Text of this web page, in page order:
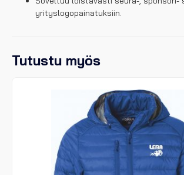
yrityslogopainatuksiin.
Tutustu myös